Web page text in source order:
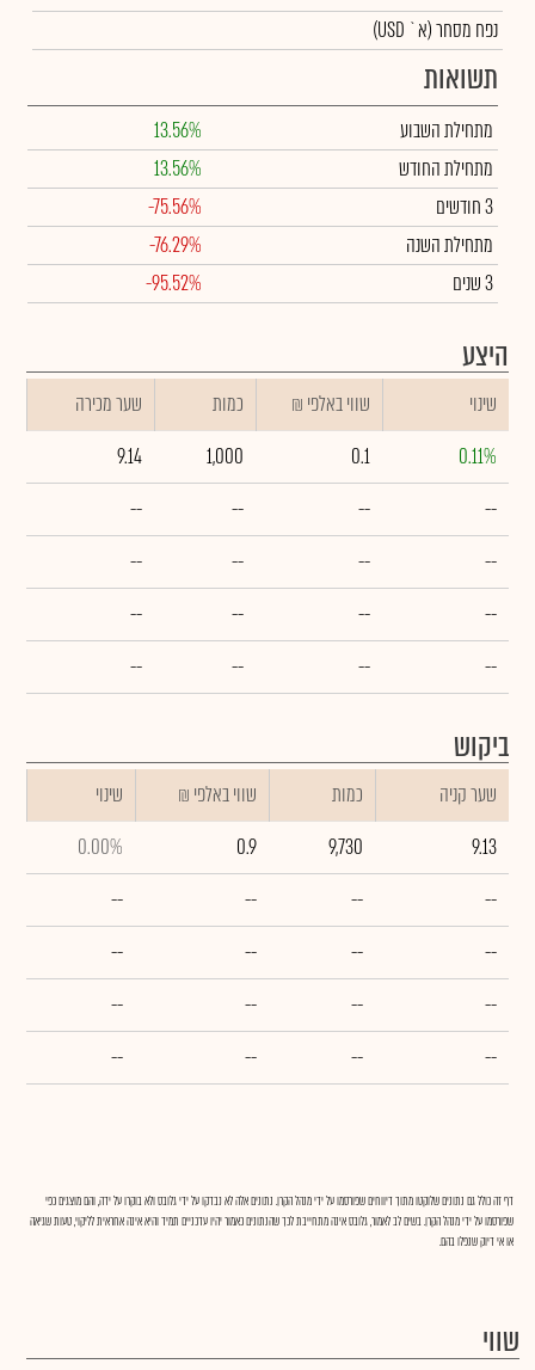
נפח מסחר(א` USD)
תשואות
מתחילת השבוע
13.56%
מתחילת החודש
13.56%
3 חודשים
-75.56%
מתחילת השנה
-76.29%
3 שנים
-95.52%
היצע
שינוי ₪ שווי באלפי כמות
שער מכירה
0.11%
0.1
1,000
9.14
--
--
--
--
--
--
--
--
--
--
--
--
--
--
--
--
ביקוש
שער קניה כמות ₪ שווי באלפי
שינוי
9.13
9,730
0.9
0.00%
--
--
--
--
--
--
--
--
--
--
--
--
--
--
--
--
דף זה כולל גם נתונים שלוקטו מתוך דיווחים שפורסמו על ידי מנהל הקרן. נתונים אלה לא נבדקו על ידי גלובס ולא בוקרו על ידה, והם מוצגים כפי
שפורסמו על ידי מנהל הקרן. בשים לב לאמור, גלובס אינה מתחייבת לכך שהנתונים כאמור יהיו עדכניים תמיד והיא אינה אחראית לליקוי, טעות שגיאה
או אי דיוק שנפלו בהם.
שווי